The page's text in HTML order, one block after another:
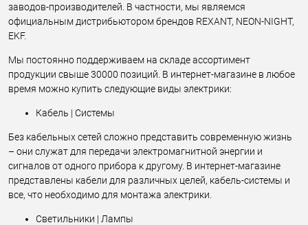
заводов-производителей. В частности, мы являемся
официальным дистрибьютором брендов REXANT, NEON-NIGHT,
EKF.
Мы постоянно поддерживаем на складе ассортимент
продукции свыше 30000 позиций. В интернет-магазине в любое
время можно купить следующие виды электрики:
Кабель | Системы
Без кабельных сетей сложно представить современную жизнь
– они служат для передачи электромагнитной энергии и
сигналов от одного прибора к другому. В интернет-магазине
представлены кабели для различных целей, кабель-системы и
все, что необходимо для монтажа электрики.
Светильники | Лампы